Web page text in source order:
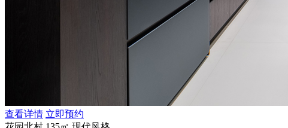
查看详情 立即预约